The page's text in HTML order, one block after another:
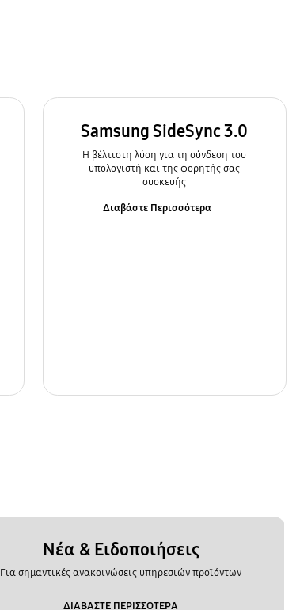
Samsung SideSync 3.0
Η βέλτιστη λύση για τη σύνδεση του
υπολογιστή και της φορητής σας
συσκευής
Διαβάστε Περισσότερα
Νέα & Ειδοποιήσεις
Για σημαντικές ανακοινώσεις υπηρεσιών προϊόντων
ΔΙΑΒΑΣΤΕ ΠΕΡΙΣΣΟΤΕΡΑ